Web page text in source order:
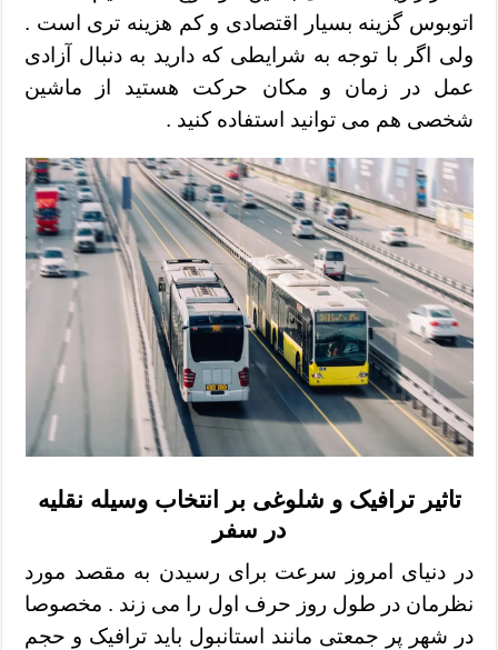
اتوبوس گزینه بسیار اقتصادی و کم هزینه تری است .
ولی اگر با توجه به شرایطی که دارید به دنبال آزادی
عمل در زمان و مکان حرکت هستید از ماشین
شخصی هم می توانید استفاده کنید .
تاثیر ترافیک و شلوغی بر انتخاب وسیله نقلیه
در سفر
در دنیای امروز سرعت برای رسیدن به مقصد مورد
نظرمان در طول روز حرف اول را می زند . مخصوصا
در شهر پر جمعتی مانند استانبول باید ترافیک و حجم